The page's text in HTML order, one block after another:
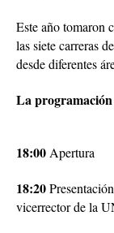
Este año tomaron
las siete carreras
desde diferentes
La programación
18:00 Apertura
18:20
vicerrector de la